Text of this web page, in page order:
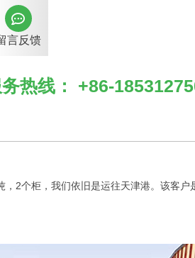
言反馈
热线： +86-
2个柜，我们依旧是运往天津港。该客